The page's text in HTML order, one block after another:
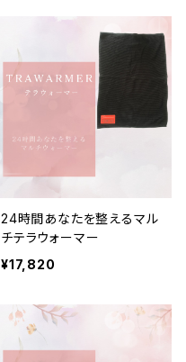
24時間あなたを整えるマル
チテラウォーマー
¥17,820